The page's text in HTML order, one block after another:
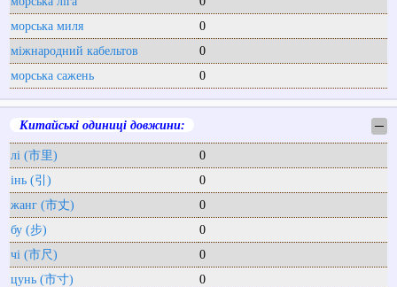
морська миля
0
міжнародний кабельтов
0
морська сажень
0
Китайські одиниці довжини: ─
лі (市里)
0
інь (引)
0
жанг (市丈)
0
бу (步)
0
чі (市尺)
0
цунь (市寸)
0